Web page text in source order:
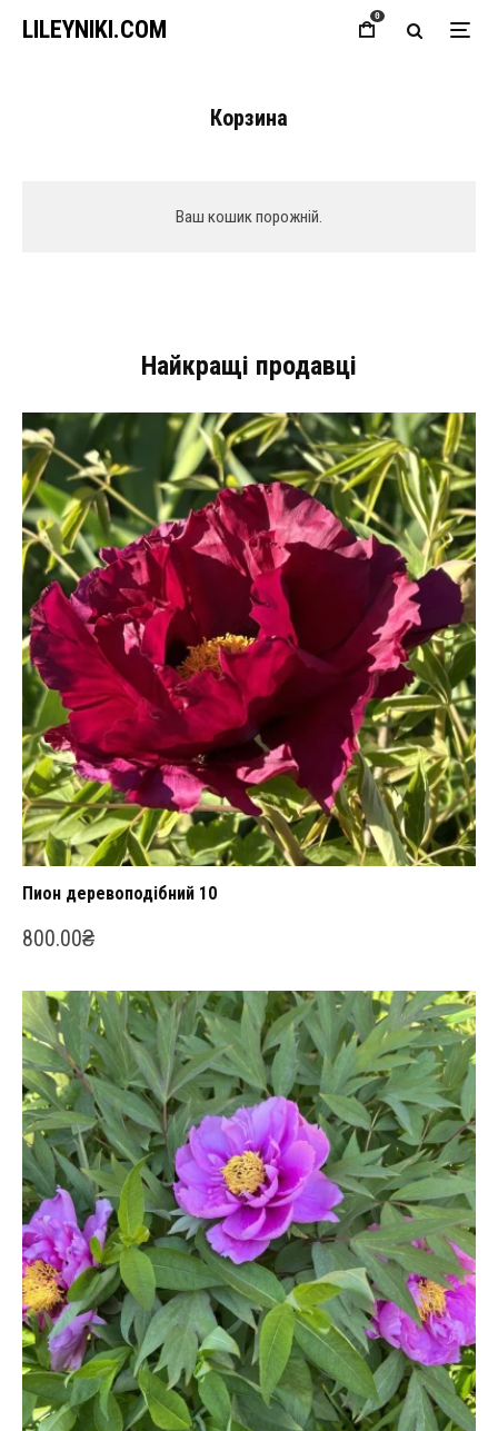
LILEYNIKI.COM 0
Корзина
Ваш кошик порожній.
Найкращі продавці
Пион деревоподібний 10
800.00₴